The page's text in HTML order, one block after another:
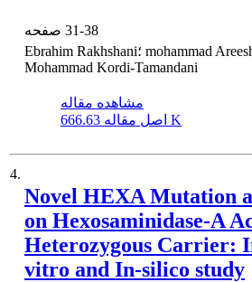
31-38
Ebrahim Rakhshani؛ mohammad Areesh؛ Farzaneh Salimi؛ Dor
Mohammad Kordi-Tamandani
مشاهده مقاله
اصل مقاله 666.63 K
4.
Novel HEXA Mutation
on Hexosaminidase-A
Heterozygous Carrier:
vitro and In-silico study